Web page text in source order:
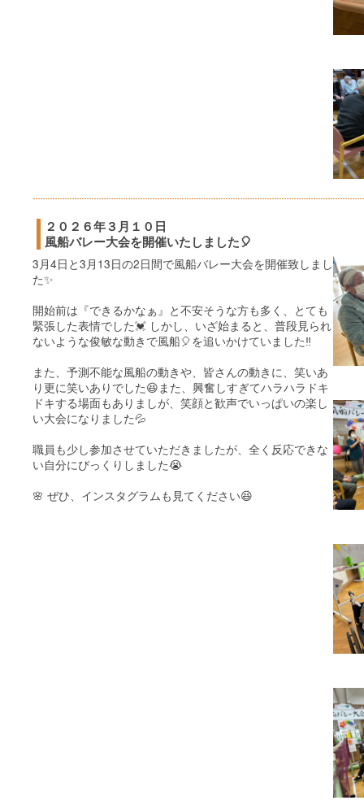
２０２６年３月１０日
風船バレー大会を開催いたしました🎈
3月4日と3月13日の2日間で風船バレー大会を開催致しまし
た✨
開始前は『できるかなぁ』と不安そうな方も多く、とても
緊張した表情でした💓 しかし、いざ始まると、普段見られ
ないような俊敏な動きで風船🎈を追いかけていました‼️
また、予測不能な風船の動きや、皆さんの動きに、笑いあ
り更に笑いありでした😆また、興奮しすぎてハラハラドキ
ドキする場面もありましが、笑顔と歓声でいっぱいの楽し
い大会になりました💦
職員も少し参加させていただきましたが、全く反応できな
い自分にびっくりしました😭
🌸 ぜひ、インスタグラムも見てください😆